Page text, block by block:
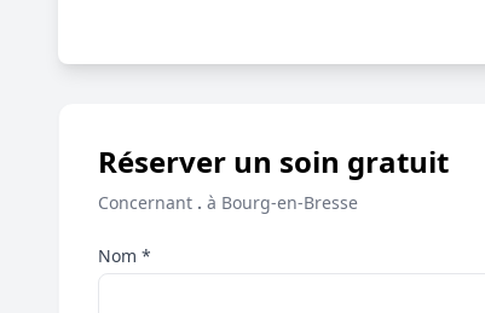
Réserver un soin gratuit
Concernant . à Bourg-en-Bresse
Nom *